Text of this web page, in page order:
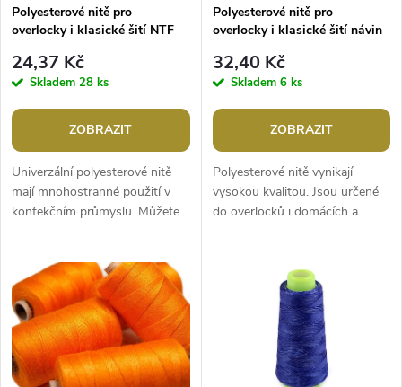
p
r
o
d
u
t
ů
p
r
o
d
u
k
t
ů
Polyesterové nitě pro
overlocky i klasické šití NTF
24,37 Kč
Skladem 28 ks
ZOBRAZIT
Univerzální polyesterové nitě
mají mnohostranné použití v
konfekčním průmyslu. Můžete
je použít na šití pletenin, prádla,
Polyesterové nitě pro
overlocky i klasické šití návin
32,40 Kč
Skladem 6 ks
ZOBRAZIT
Polyesterové nitě vynikají
vysokou kvalitou. Jsou určené
do overlocků i domácích a
průmyslových strojů. V
používají na šití...